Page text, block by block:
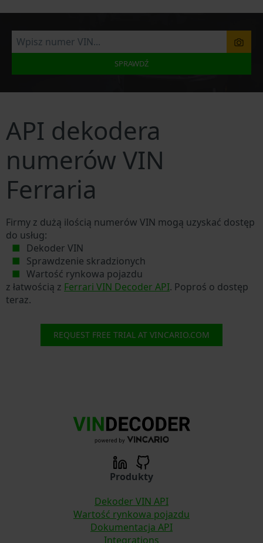
SPRAWDŹ
API dekodera
numerów VIN
Ferraria
Firmy z dużą ilością numerów VIN mogą uzyskać dostęp
do usług:
Dekoder VIN
Sprawdzenie skradzionych
Wartość rynkowa pojazdu
z łatwością z Ferrari VIN Decoder API. Poproś o dostęp
teraz.
REQUEST FREE TRIAL AT VINCARIO.COM
Produkty
Dekoder VIN API
Wartość rynkowa pojazdu
Dokumentacja API
Integrations